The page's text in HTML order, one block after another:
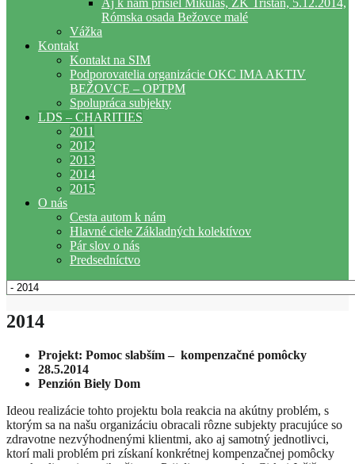
Rómska osada Bežovce malé
Vážka
Kontakt
Kontakt na SIM
Podporovatelia organizácie OKC IMA AKTIV
BEŽOVCE – OPTPM
Spolupráca subjekty
LDS – CHARITIES
2011
2012
2013
2014
2015
O nás
Cesta autom k nám
Hlavné ciele Základných kolektívov
Pár slov o nás
Predsedníctvo
2014
Projekt: Pomoc slabším – kompenzačné pomôcky
28.5.2014
Penzión Biely Dom
Ideou realizácie tohto projektu bola reakcia na akútny problém, s
ktorým sa na našu organizáciu obracali rôzne subjekty pracujúce so
zdravotne nezvýhodnenými klientmi, ako aj samotný jednotlivci,
ktorí mali problém pri získaní konkrétnej kompenzačnej pomôcky